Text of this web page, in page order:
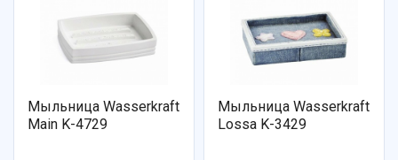
Мыльница Wasserkraft
Main K-4729
Мыльница Wasserkraft
Lossa K-3429